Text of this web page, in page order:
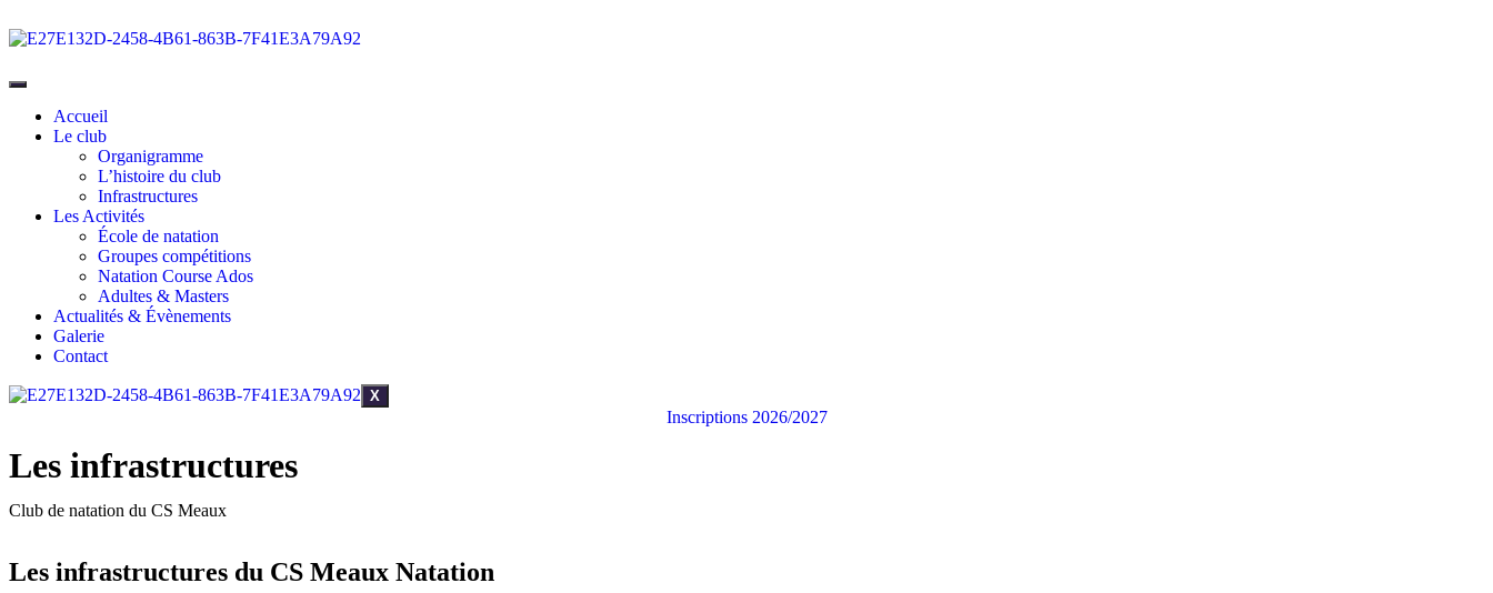
Accueil
Le club
Organigramme
L’histoire du club
Infrastructures
Les Activités
École de natation
Groupes compétitions
Natation Course Ados
Adultes & Masters
Actualités & Évènements
Galerie
Contact
X
Inscriptions 2026/2027
Les infrastructures
Club de natation du CS Meaux
Les infrastructures du CS Meaux Natation